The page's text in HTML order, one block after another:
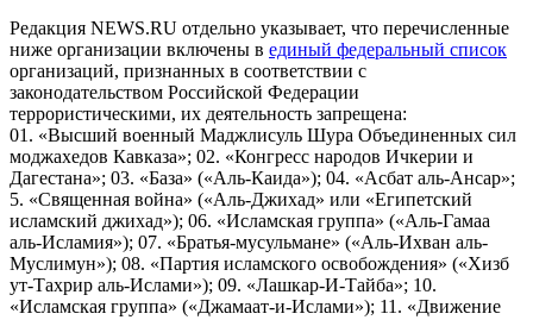
Редакция NEWS.RU отдельно указывает, что перечисленные
ниже организации включены в единый федеральный список
организаций, признанных в соответствии с
законодательством Российской Федерации
террористическими, их деятельность запрещена:
01. «Высший военный Маджлисуль Шура Объединенных сил
моджахедов Кавказа»; 02. «Конгресс народов Ичкерии и
Дагестана»; 03. «База» («Аль-Каида»); 04. «Асбат аль-Ансар»;
5. «Священная война» («Аль-Джихад» или «Египетский
исламский джихад»); 06. «Исламская группа» («Аль-Гамаа
аль-Исламия»); 07. «Братья-мусульмане» («Аль-Ихван аль-
Муслимун»); 08. «Партия исламского освобождения» («Хизб
ут-Тахрир аль-Ислами»); 09. «Лашкар-И-Тайба»; 10.
«Исламская группа» («Джамаат-и-Ислами»); 11. «Движение